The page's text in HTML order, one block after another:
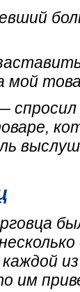
мой
им